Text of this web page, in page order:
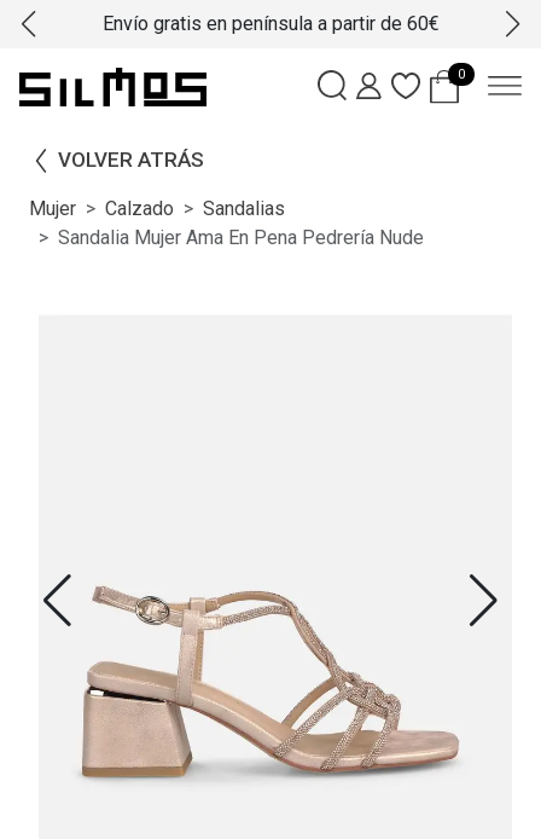
Envío gratis en península a partir de 60€
0
VOLVER ATRÁS
Mujer Calzado
Sandalias
Sandalia Mujer Ama En Pena Pedrería Nude